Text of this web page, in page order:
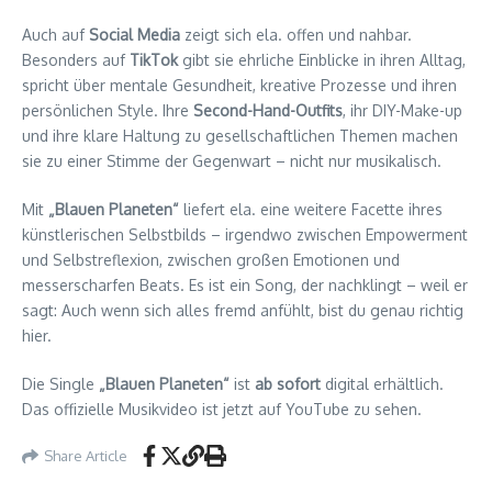
Auch aufSocial Media zeigt sich ela. offen und nahbar.
Besonders auf TikTokgibt sie ehrliche Einblicke in ihren Alltag,
spricht über mentale Gesundheit, kreative Prozesse und ihren
persönlichen Style. Ihre Second-Hand-Outfits, ihr DIY-Make-up
und ihre klare Haltung zu gesellschaftlichen Themen machen
sie zu einer Stimme der Gegenwart – nicht nur musikalisch.
Mit „Blauen Planeten“ liefert ela. eine weitere Facette ihres
künstlerischen Selbstbilds – irgendwo zwischen Empowerment
und Selbstreflexion, zwischen großen Emotionen und
messerscharfen Beats. Es ist ein Song, der nachklingt – weil er
sagt: Auch wenn sich alles fremd anfühlt, bist du genau richtig
hier.
Die Single „Blauen Planeten“ ist ab sofort digital erhältlich.
Das offizielle Musikvideo ist jetzt auf YouTube zu sehen.
Share Article